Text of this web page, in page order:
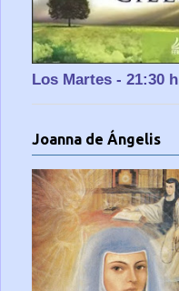
Los Martes - 21:30 h
Joanna de Ángelis